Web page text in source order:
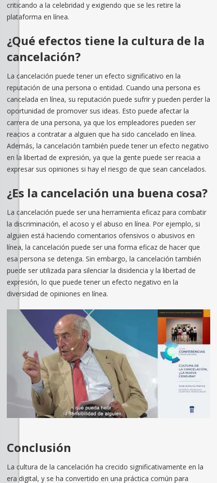
criticando a la celebridad y exigiendo que se les retire la
plataforma en línea.
¿Qué efectos tiene la cultura de la
cancelación?
La cancelación puede tener un efecto significativo en la
reputación de una persona o entidad. Cuando una persona es
cancelada en línea, su reputación puede sufrir y pueden perder la
oportunidad de promover sus ideas. Esto puede afectar la
carrera de una persona, ya que los empleadores pueden ser
reacios a contratar a alguien que ha sido cancelado en línea.
Además, la cancelación también puede tener un efecto negativo
en la libertad de expresión, ya que la gente puede ser reacia a
expresar sus opiniones si hay el riesgo de que sean cancelados.
¿Es la cancelación una buena cosa?
La cancelación puede ser una herramienta eficaz para combatir
la discriminación, el acoso y el abuso en línea. Por ejemplo, si
alguien está haciendo comentarios ofensivos o abusivos en
línea, la cancelación puede ser una forma eficaz de hacer que
esa persona se detenga. Sin embargo, la cancelación también
puede ser utilizada para silenciar la disidencia y la libertad de
expresión, lo que puede tener un efecto negativo en la
diversidad de opiniones en línea.
Conclusión
La cultura de la cancelación ha crecido significativamente en la
era digital, y se ha convertido en una práctica común para